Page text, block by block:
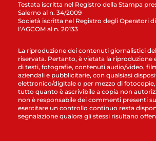
Testata iscritta nel Registro della Stampa
Salerno al n. 34/2009
Società iscritta nel Registro degli Operatori
l’AGCOM al n. 20133
La riproduzione dei contenuti giornalistici
riservata. Pertanto, è vietata la riproduzione
di testi, fotografie, contenuti audio/video,
aziendali e pubblicitarie, con qualsiasi
elettronico/digitale o per mezzo di
tutto quanto è ascrivibile a copia non
non è responsabile dei commenti presenti
esercitare un controllo continuo resta
segnalazione qualora gli stessi risultano